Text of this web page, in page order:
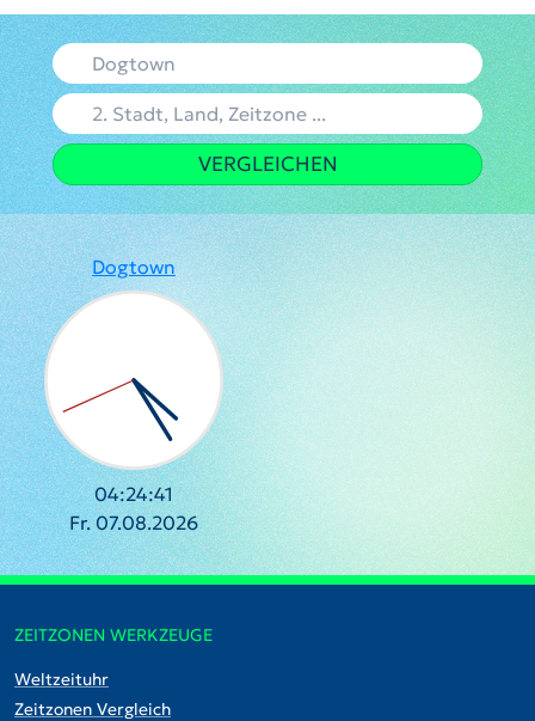
VERGLEICHEN
Dogtown
04:24:41
Fr. 07.08.2026
ZEITZONEN WERKZEUGE
Weltzeituhr
Zeitzonen Vergleich